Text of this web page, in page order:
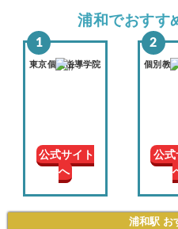
地域・駅 浦和駅
路線・駅 選択されていま
学年
授業形
式
浦和でおすす
東京個別指導学院
公式サイト
へ
個別教
公式
浦和駅 お